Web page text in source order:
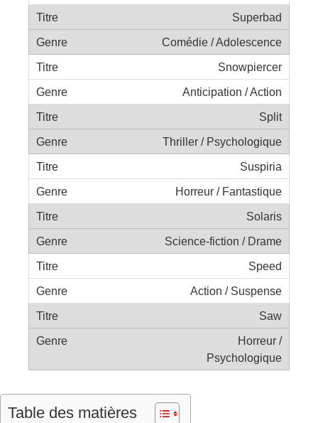
Superbad
Comédie / Adolescence
Snowpiercer
Anticipation / Action
Split
Thriller / Psychologique
Suspiria
Horreur / Fantastique
Solaris
Science-fiction / Drame
Speed
Action / Suspense
Saw
Horreur /
Psychologique
Table des matières